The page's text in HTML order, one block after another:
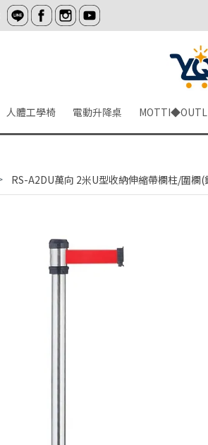
人體工學椅 電動升降桌
RS-A2DU萬向 2米U型收納伸縮帶欄柱/圍欄